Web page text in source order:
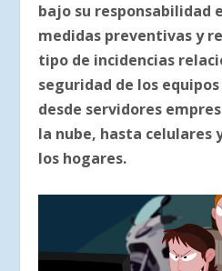
bajo su responsabilidad
medidas preventivas y
tipo de incidencias
seguridad de los
desde servidores
la nube, hasta celulares
los hogares.